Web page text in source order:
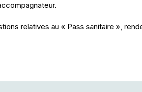
relatives au « Pass sanitaire »,